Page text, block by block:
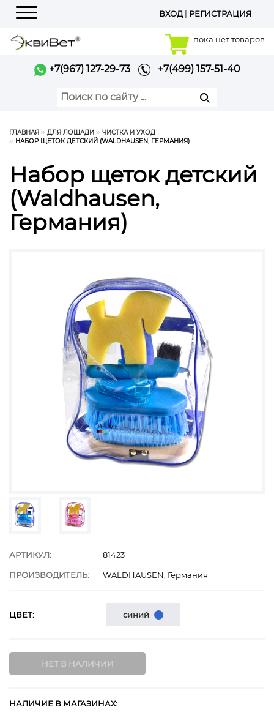
Меню
ВХОД| РЕГИСТРАЦИЯ
пока нет товаров
+7(967) 127-29-73 +7(499) 157-51-40
ГЛАВНАЯ ДЛЯ ЛОШАДИ
ЧИСТКА И УХОД
НАБОР ЩЕТОК ДЕТСКИЙ (WALDHAUSEN, ГЕРМАНИЯ)
Набор щеток детский
(Waldhausen,
Германия)
АРТИКУЛ: 81423
ПРОИЗВОДИТЕЛЬ: WALDHAUSEN, Германия
ЦВЕТ: синий
НАЛИЧИЕ В МАГАЗИНАХ: